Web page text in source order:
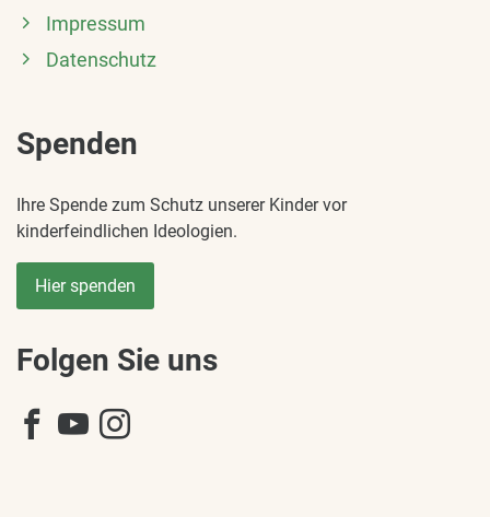
Impressum
Datenschutz
Spenden
Ihre Spende zum Schutz unserer Kinder vor
kinderfeindlichen Ideologien.
Hier spenden
Folgen Sie uns